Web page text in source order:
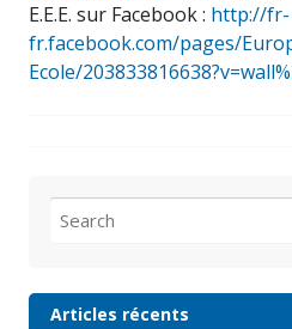
E.E.E. sur Facebook : http://fr-
fr.facebook.com/pages/
Ecole/
for:
Articles récents